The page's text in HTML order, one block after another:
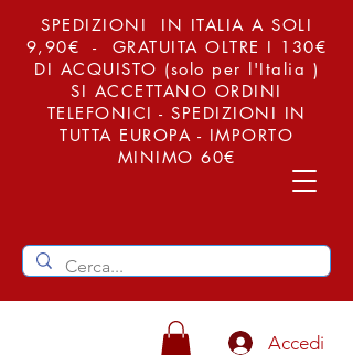
SPEDIZIONI IN ITALIA A SOLI
9,90€ - GRATUITA OLTRE I 130€
DI ACQUISTO (solo per l'Italia )
SI ACCETTANO ORDINI
TELEFONICI - SPEDIZIONI IN
TUTTA EUROPA - IMPORTO
MINIMO 60€
Accedi